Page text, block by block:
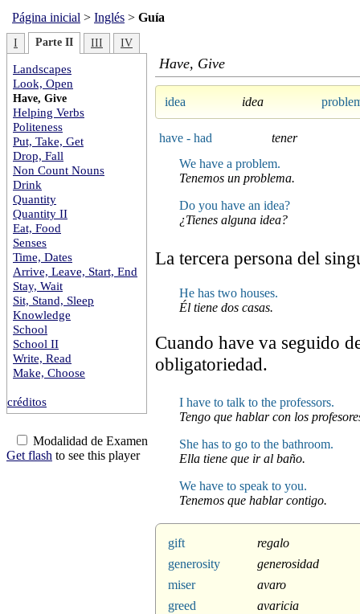
Página inicial > Inglés > Guía
I Parte II III IV
Landscapes
Look, Open
Have, Give
Helping Verbs
Politeness
Put, Take, Get
Drop, Fall
Non Count Nouns
Drink
Quantity
Quantity II
Eat, Food
Senses
Time, Dates
Arrive, Leave, Start, End
Stay, Wait
Sit, Stand, Sleep
Knowledge
School
School II
Write, Read
Make, Choose
créditos
Modalidad de Examen
Get flash to see this player
Have, Give
idea idea
have - had
tener
We have a problem.
Tenemos un problema.
Do you have an idea?
¿Tienes alguna idea?
La tercera persona del
He has two houses.
Él tiene dos casas.
Cuando have va seguido
obligatoriedad.
I have to talk to the professors.
Tengo que hablar con los
She has to go to the bathroom.
Ella tiene que ir al baño.
We have to speak to you.
Tenemos que hablar contigo.
gift
regalo
generosity
generosidad
miser
avaro
greed
avaricia